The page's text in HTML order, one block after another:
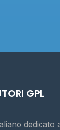
GPL
dedicato